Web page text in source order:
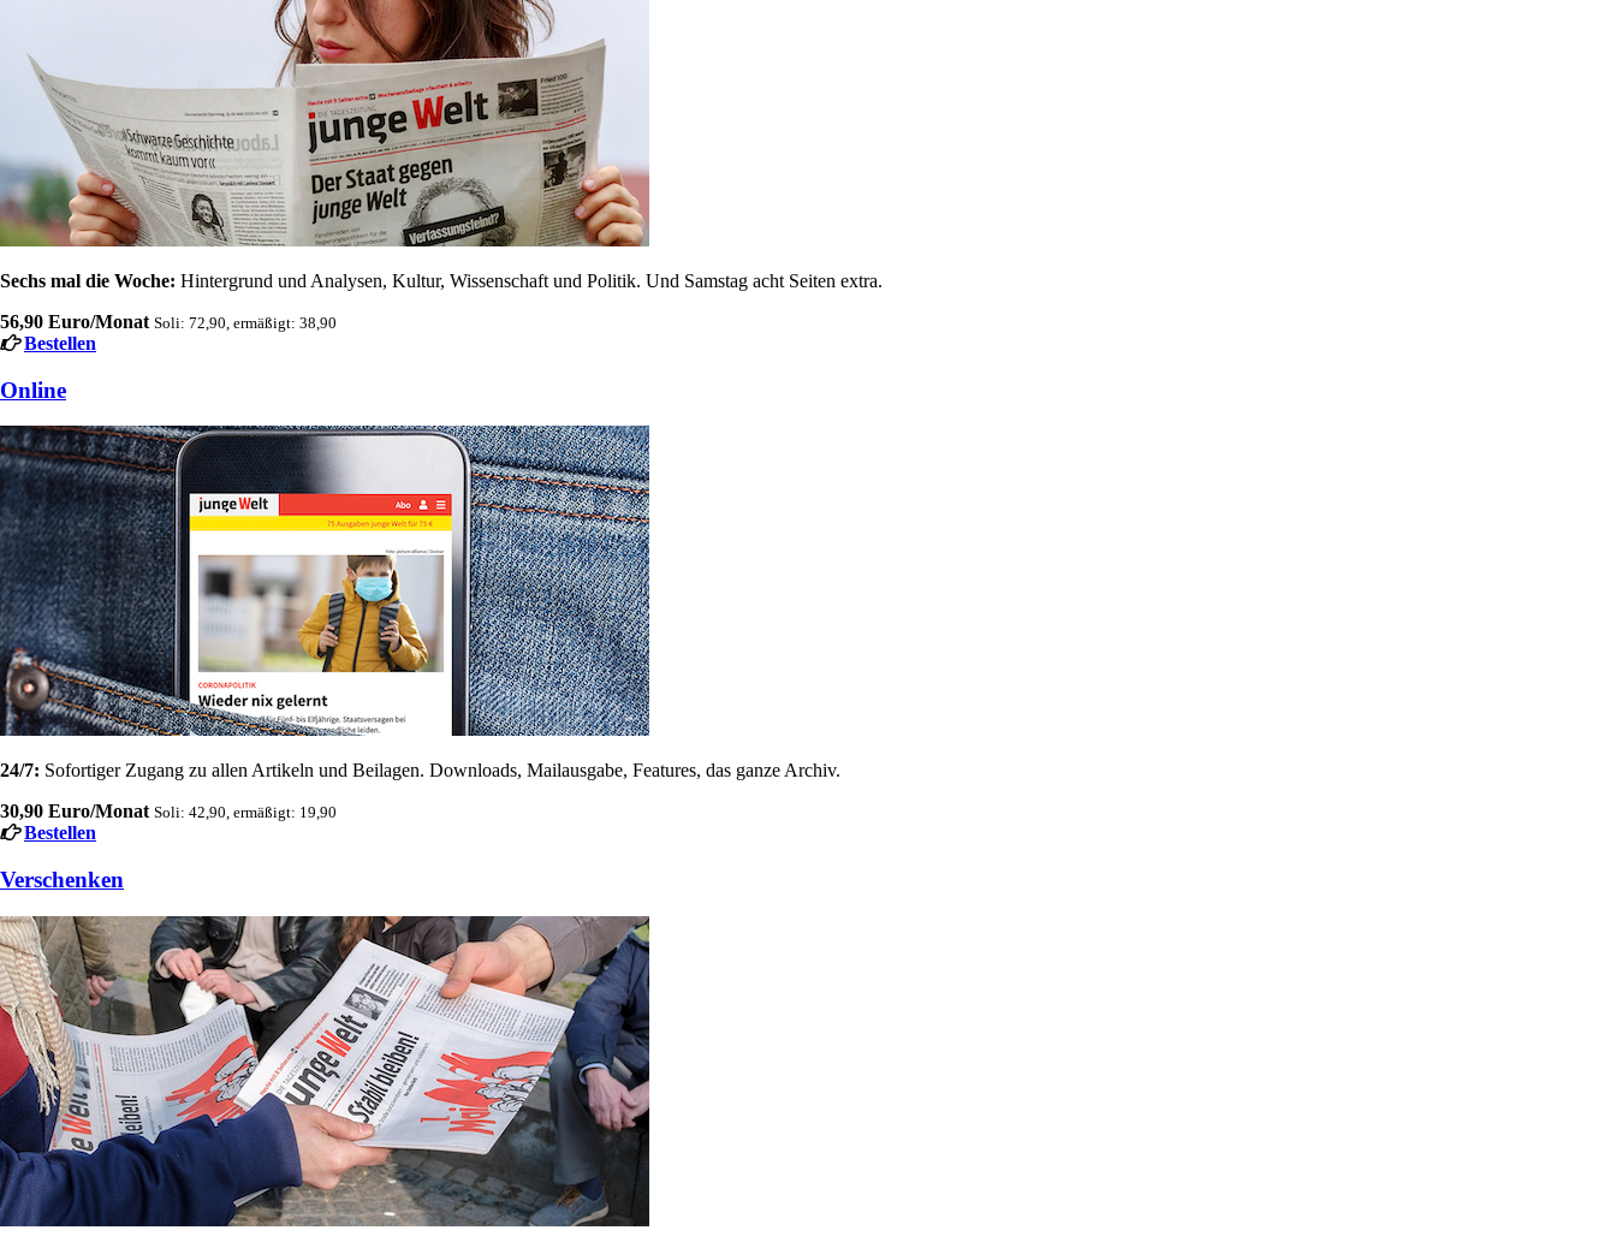
Sechs mal die Woche: Hintergrund und Analysen, Kultur, Wissenschaft und Politik. Und Samstag acht Seiten extra.
56,90 Euro/Monat Soli: 72,90, ermäßigt: 38,90
Bestellen
Online
24/7: Sofortiger Zugang zu allen Artikeln und Beilagen. Downloads, Mailausgabe, Features, das ganze Archiv.
30,90 Euro/Monat Soli: 42,90, ermäßigt: 19,90
Bestellen
Verschenken